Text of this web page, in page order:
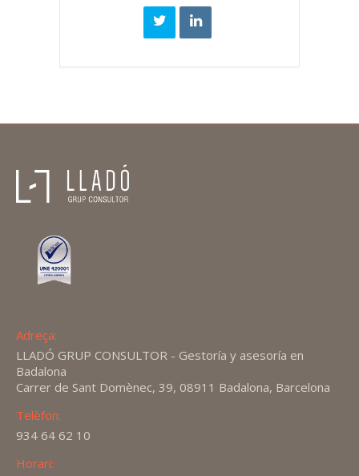
Adreça:
LLADÓ GRUP CONSULTOR - Gestoría y asesoría en
Badalona
Carrer de Sant Domènec, 39, 08911 Badalona, Barcelona
Telèfon:
934 64 62 10
Horari: